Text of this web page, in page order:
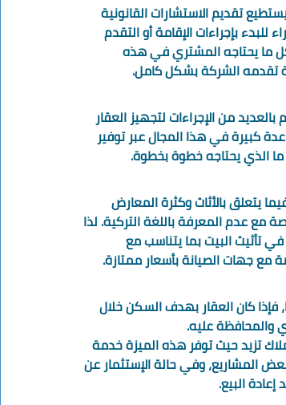
تقديم الاستشارات القانونية
للبدء بإجراءات الإقامة أو التقدم
ما يحتاجه المشتري في هذه
تقدمه الشركة بشكل كامل.
من الإجراءات لتجهيز العقار
كبيرة في هذا المجال عبر توفير
ما الذي يحتاجه خطوة بخطوة.
يتعلق بالأثاث وكثرة المعارض
مع عدم المعرفة باللغة التركية. لذا
تأثيث البيت بما يتناسب مع
مع جهات الصيانة بأسعار ممتازة.
فإذا كان العقار بهدف السكن خلال
والمحافظة عليه.
تزيد حيث توفر هذه الميزة خدمة
المشاريع، وفي حالة الإستثمار عن
البيع.